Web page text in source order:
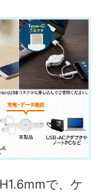
で、ケ